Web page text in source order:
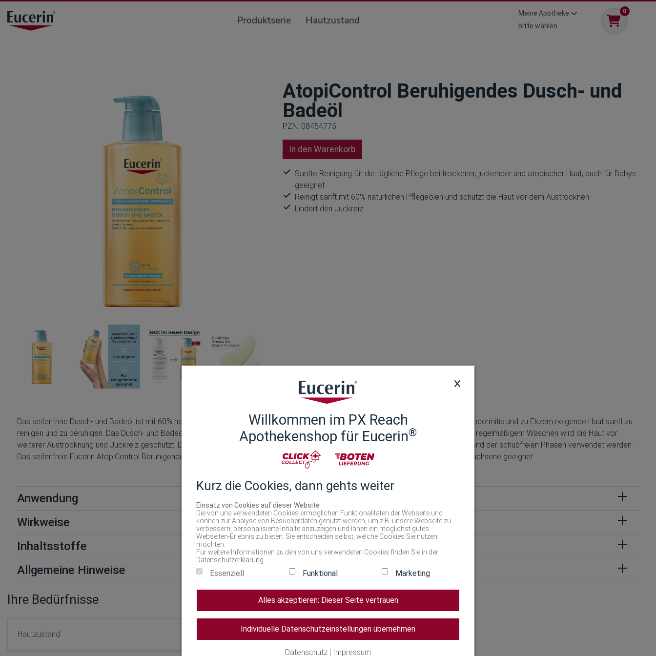
Produktserie Hautzustand
Meine Apotheke
bitte wählen
0
AtopiControl Beruhigendes Dusch- und
Badeöl
PZN: 08454775
In den Warenkorb
Sanfte Reinigung für die tägliche Pflege bei trockener, juckender und atopischer Haut, auch für Babys
geeignet
Reinigt sanft mit 60% natürlichen Pflegeölen und schützt die Haut vor dem Austrocknen
Lindert den Juckreiz
Das seifenfreie Dusch- und Badeöl ist mit 60% natürlichen Pflegeölen (Omega-3 und Omega-6-Ölen) angereichert, um die Haut bei Neurodermitis und zu Ekzem neigende Haut sanft zu
reinigen und zu beruhigen. Das Dusch- und Badeöl bei Neurodermitis lindert den Juckreiz und stärkt die natürliche Hautbarriere. Auch bei regelmäßigem Waschen wird die Haut vor
weiterer Austrocknung und Juckreiz geschützt. Das Eucerin Dusch- und Badeöl kann täglich während der akuten Phasen als auch während der schubfreien Phasen verwendet werden.
Das seifenfreie Eucerin AtopiControl Beruhigendes Dusch- und Badeöl enthält keine Duftstoffe und ist für Neugeborene, Kinder und Erwachsene geeignet.
Anwendung
Wirkweise
Inhaltsstoffe
Allgemeine Hinweise
Ihre Bedürfnisse
Hautzustand Produktserie
Willkommen im PX Reach
Apothekenshop für Eucerin®
Kurz die Cookies, dann gehts weiter
Einsatz von Cookies auf dieser Website
Die von uns verwendeten Cookies ermöglichen Funktionalitäten der Webseite und
können zur Analyse von Besucherdaten genutzt werden, um z.B. unsere Webseite zu
verbessern, personalisierte Inhalte anzuzeigen und Ihnen ein möglichst gutes
Webseiten-Erlebnis zu bieten. Sie entscheiden selbst, welche Cookies Sie nutzen
möchten.
Für weitere Informationen zu den von uns verwendeten Cookies finden Sie in der
Datenschutzerklärung
Essenziell Funktional Marketing
Alles akzeptieren: Dieser Seite vertrauen
Individuelle Datenschutzeinstellungen übernehmen
Datenschutz | Impressum